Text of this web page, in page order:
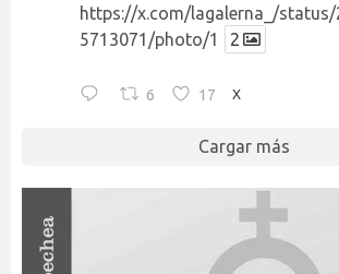
https://x.com/lagalerna_/status/
5713071/photo/1
2
6 17 X
Cargar más